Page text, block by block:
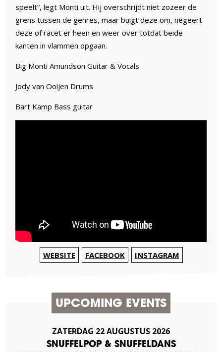
speelt”, legt Monti uit. Hij overschrijdt niet zozeer de
grens tussen de genres, maar buigt deze om, negeert
deze of racet er heen en weer over totdat beide
kanten in vlammen opgaan.
Big Monti Amundson Guitar & Vocals
Jody van Ooijen Drums
Bart Kamp Bass guitar
WEBSITE FACEBOOK INSTAGRAM
UPCOMING EVENTS
ZATERDAG 22AUGUSTUS 2026
SNUFFELPOP & SNUFFELDANS